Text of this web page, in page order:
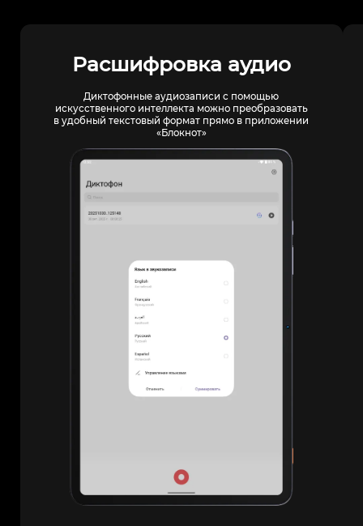
Расшифровка аудио
Диктофонные аудиозаписи с помощью
искусственного интеллекта можно преобразовать
в удобный текстовый формат прямо в приложении
«Блокнот»